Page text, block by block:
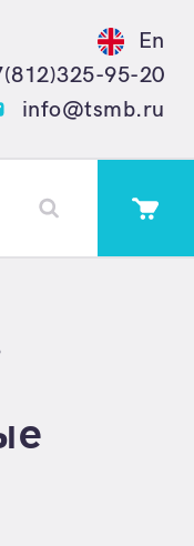
En
95-20
info@tsmb.ru